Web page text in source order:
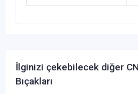
İlginizi çekebilecek diğer
Bıçakları